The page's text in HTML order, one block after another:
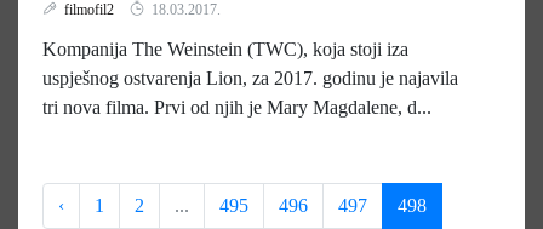
filmofil2 18.03.2017.
Kompanija The Weinstein (TWC), koja stoji iza
uspješnog ostvarenja Lion, za 2017. godinu je najavila
tri nova filma. Prvi od njih je Mary Magdalene, d...
‹ 1 2 ... 495 496 497 498